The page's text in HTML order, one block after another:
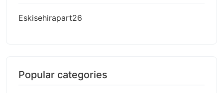
Eskisehirapart26
Popular categories